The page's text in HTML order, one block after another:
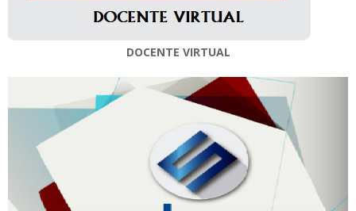
DOCENTE VIRTUAL